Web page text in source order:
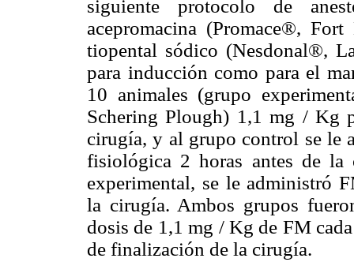
siguiente protocolo de
acepromacina (Promace®,
tiopental sódico (Nesdonal®,
para inducción como para el
10 animales (grupo
Schering Plough) 1,1 mg / Kg
cirugía, y al grupo control se le
fisiológica 2 horas antes de
experimental, se le administró
la cirugía. Ambos grupos
dosis de 1,1 mg / Kg de FM
de finalización de la cirugía.